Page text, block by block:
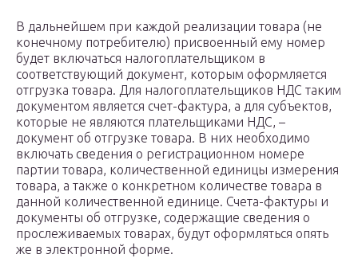
В дальнейшем при каждой реализации товара (не
конечному потребителю) присвоенный ему номер
будет включаться налогоплательщиком в
соответствующий документ, которым оформляется
отгрузка товара. Для налогоплательщиков НДС таким
документом является счет-фактура, а для субъектов,
которые не являются плательщиками НДС, –
документ об отгрузке товара. В них необходимо
включать сведения о регистрационном номере
партии товара, количественной единицы измерения
товара, а также о конкретном количестве товара в
данной количественной единице. Счета-фактуры и
документы об отгрузке, содержащие сведения о
прослеживаемых товарах, будут оформляться опять
же в электронной форме.